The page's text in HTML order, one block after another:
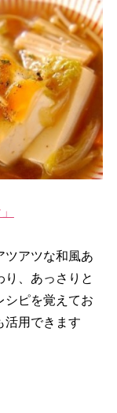
ツアツな和風あ
り、あっさりと
シピを覚えてお
活用できます